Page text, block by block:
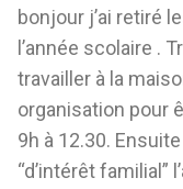
bonjour j’ai retiré
l’année scolaire .
travailler à la
organisation pour
9h à 12.30.
“d’intérêt familial”